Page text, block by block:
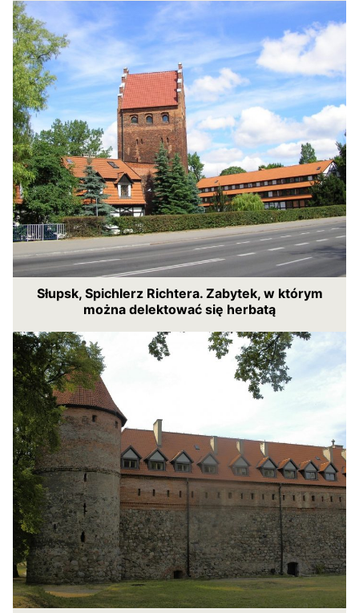
Słupsk, Spichlerz Richtera. Zabytek, w którym
można delektować się herbatą